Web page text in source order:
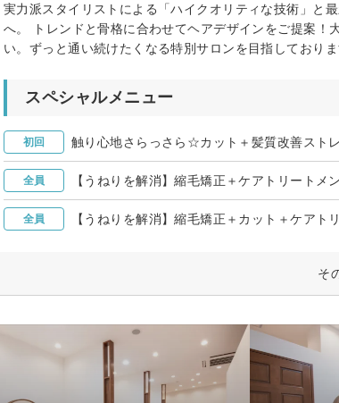
実力派スタイリストによる「ハイクオリティな技術」と
へ。 トレンドと骨格に合わせてヘアデザインをご提案！
い。ずっと通い続けたくなる特別サロンを目指しておりま
スペシャルメニュー
初回 触り心地さらっさら☆カット＋髪質改善スト
全員 【うねりを解消】縮毛矯正＋ケアトリートメ
全員 【うねりを解消】縮毛矯正＋カット＋ケアト
そ